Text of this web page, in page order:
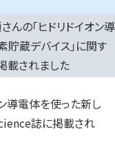
んの「ヒドリドイオン導
蔵デバイス」に関す
載されました
導電体を使った新し
誌に掲載され